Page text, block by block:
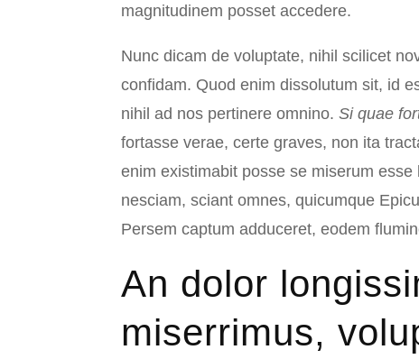
magnitudinem posset accedere.
Nunc dicam de voluptate, nihil scilicet
confidam. Quod enim dissolutum sit, id
nihil ad nos pertinere omnino.Si quae
fortasse verae, certe graves, non ita
enim existimabit posse se miserum
nesciam, sciant omnes, quicumque
Persem captum adduceret, eodem
An dolor
miserrimus,